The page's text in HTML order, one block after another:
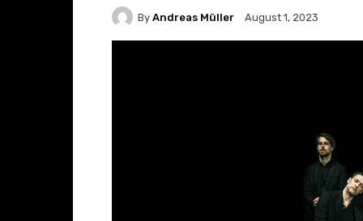
By Andreas Müller August 1, 2023